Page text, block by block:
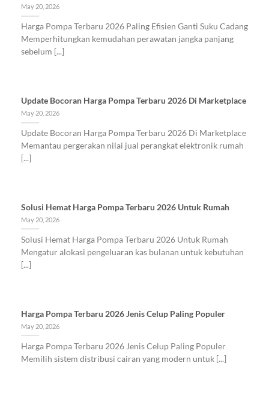
May 20, 2026
Harga Pompa Terbaru 2026 Paling Efisien Ganti Suku Cadang
Memperhitungkan kemudahan perawatan jangka panjang
sebelum [...]
Update Bocoran Harga Pompa Terbaru 2026 Di Marketplace
May 20, 2026
Update Bocoran Harga Pompa Terbaru 2026 Di Marketplace
Memantau pergerakan nilai jual perangkat elektronik rumah
[...]
Solusi Hemat Harga Pompa Terbaru 2026 Untuk Rumah
May 20, 2026
Solusi Hemat Harga Pompa Terbaru 2026 Untuk Rumah
Mengatur alokasi pengeluaran kas bulanan untuk kebutuhan
[...]
Harga Pompa Terbaru 2026 Jenis Celup Paling Populer
May 20, 2026
Harga Pompa Terbaru 2026 Jenis Celup Paling Populer
Memilih sistem distribusi cairan yang modern untuk [...]